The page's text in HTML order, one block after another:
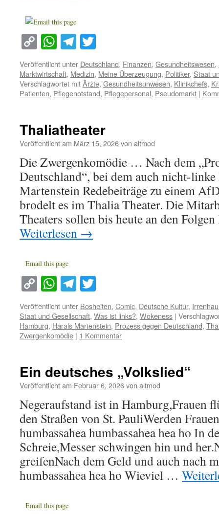
Copy
Link
WhatsApp
Telegram
Veröffentlicht unter Deutschland, Finanzen, Gesundheitswesen,
Marktwirtschaft, Medizin, Meine Überzeugung, Politiker, Staat
Verschlagwortet mitÄrzte, Gesundheitsunwesen, Klinikchefs,
Patienten, Pflegenotstand, Pflegepersonal, Pseudomarkt |
Thaliatheater
Veröffentlicht am März 15, 2026von altmod
Die Zwergenkomödie … Nach dem
Deutschland“, bei dem auch nicht-
Martenstein Redebeiträge zu einem
brodelt es im Thalia Theater. Die
Theaters sollen bis heute an den
Weiterlesen →
Email this page
Copy
Link
WhatsApp
Telegram
Veröffentlicht unter Bosheiten, Comic, Deutsche Kultur,
Staat und Gesellschaft, Was ist links?, Wokeness |
Hamburg, Harals Martenstein, Prozess gegen Deutschland,
Zwergenkomödie | 1 Kommentar
Ein deutsches „Volkslied“
Veröffentlicht am Februar 6, 2026von altmod
Negeraufstand ist in Hamburg,Frauen
den Straßen von St. PauliWerden
humbassahea humbassahea hea ho In
Schreie,Messer schwingen hin und
greifenNach dem Geld und auch nach
humbassahea hea ho Wieviel …
Email this page